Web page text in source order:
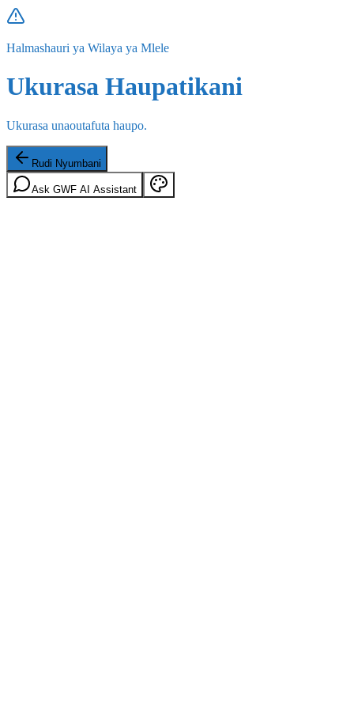
Halmashauri ya Wilaya ya Mlele
Ukurasa Haupatikani
Ukurasa unaoutafuta haupo.
Rudi Nyumbani
Ask GWF AI Assistant